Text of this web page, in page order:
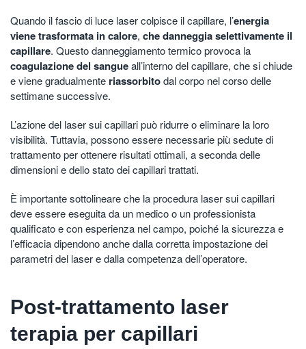
Quando il fascio di luce laser colpisce il capillare, l’energia
viene trasformata in calore, che danneggia selettivamente il
capillare. Questo danneggiamento termico provoca la
coagulazione del sangueall’interno del capillare, che si chiude
e viene gradualmente riassorbitodal corpo nel corso delle
settimane successive.
L’azione del laser sui capillari può ridurre o eliminare la loro
visibilità. Tuttavia, possono essere necessarie più sedute di
trattamento per ottenere risultati ottimali, a seconda delle
dimensioni e dello stato dei capillari trattati.
È importante sottolineare che la procedura laser sui capillari
deve essere eseguita da un medico o un professionista
qualificato e con esperienza nel campo, poiché la sicurezza e
l’efficacia dipendono anche dalla corretta impostazione dei
parametri del laser e dalla competenza dell’operatore.
Post-trattamento laser
terapia per capillari